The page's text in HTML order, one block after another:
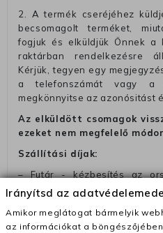
2. A termék cseréjéhez
becsomagolt terméket,
fogjuk és elküldjük Önnek
raktárban rendelkezésre
Kérjük, tegyen egy
a telefonszámát vagy a
megkönnyitse az azonósitást
Az elküldött csomagok
ezeket nem megfelelő
Szállítási díjak:
– Futár - kézbesítés az
munkanapon belül a
történő megerősítésétől
– Szállítás 1700 Ft (+400 Ft
Irányítsd az
Amikor meglátogat bármelyik
az információkat a